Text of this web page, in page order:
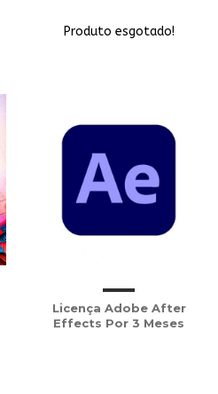
Produto esgotado!
Licença Adobe After
Effects Por 3 Meses